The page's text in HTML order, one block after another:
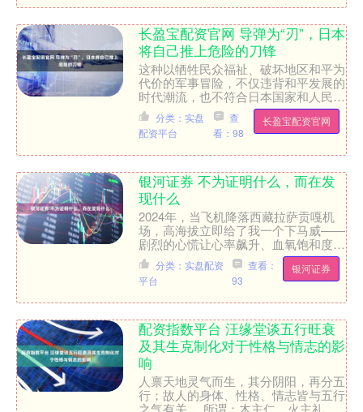
长盈宝配资官网 导弹为“刃”，日本
将自己推上危险的刀锋
这种以牺牲民众福祉、破坏地区和平为
代价的军事冒险，不仅违背和平发展的
时代潮流，也不符合日本国家和人民的
根本利益 日本防卫省3月31日不顾当地
民众强烈反对，在熊本....长盈宝配资官网
分类：实盘
配资平台
查
看：98
银河证券 不为证明什么，而在发
现什么
2024年，当飞机降落西藏拉萨贡嘎机
场，高海拔立即给了我一个下马威——
剧烈的心慌让心率飙升、血氧饱和度勉
强维持在80%左右。这仿佛在提醒我，
到高原工作可没那么容....
银河证券
分类：实盘配资
平台
查看：
93
配资指数平台 汪缘堂谈五行旺衰
及其生克制化对于性格与情志的影
响
人禀天地灵气而生，其分阴阳，再分五
行；故人的身体、性格、情志皆与五行